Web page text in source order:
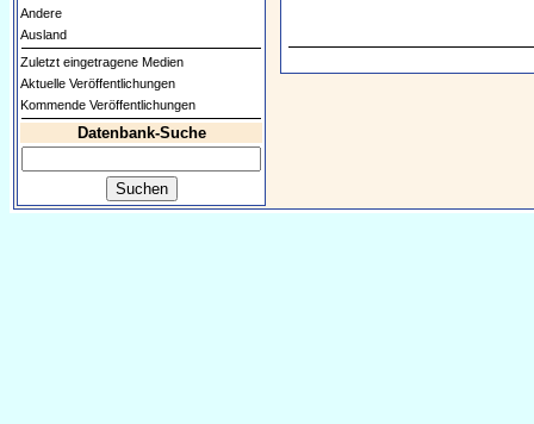
Andere
Ausland
Zuletzt eingetragene Medien
Aktuelle Veröffentlichungen
Kommende Veröffentlichungen
Datenbank-Suche